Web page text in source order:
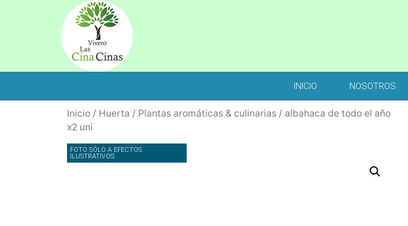
INICIO NOSOTROS
Inicio / Huerta / Plantas aromáticas & culinarias / albahaca de todo el año
x2 uni
FOTO SÓLO A EFECTOS
ILUSTRATIVOS